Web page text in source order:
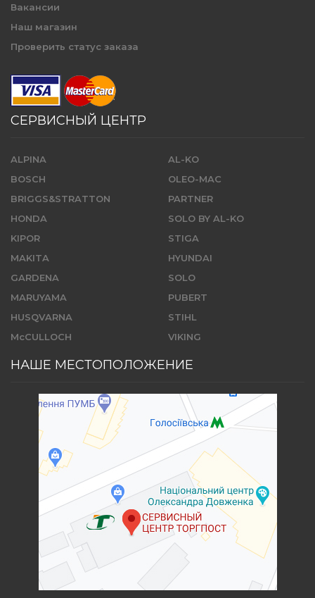
Вакансии
Наш магазин
Проверить статус заказа
СЕРВИСНЫЙ ЦЕНТР
ALPINA
BOSCH
BRIGGS&STRATTON
HONDA
KIPOR
MAKITA
GARDENA
MARUYAMA
HUSQVARNA
McCULLOCH
AL-KO
OLEO-MAC
PARTNER
SOLO BY AL-KO
STIGA
HYUNDAI
SOLO
PUBERT
STIHL
VIKING
НАШЕ МЕСТОПОЛОЖЕНИЕ